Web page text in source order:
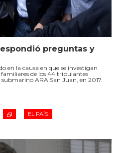
preguntas y
en la causa en que se investigan
familiares de los 44 tripulantes
ARA San Juan, en 2017.
EL PAÍS